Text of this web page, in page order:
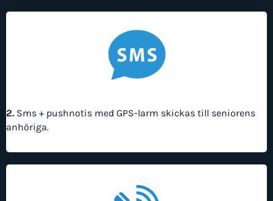
2.Sms + pushnotis med GPS-larm skickas till seniorens
anhöriga.